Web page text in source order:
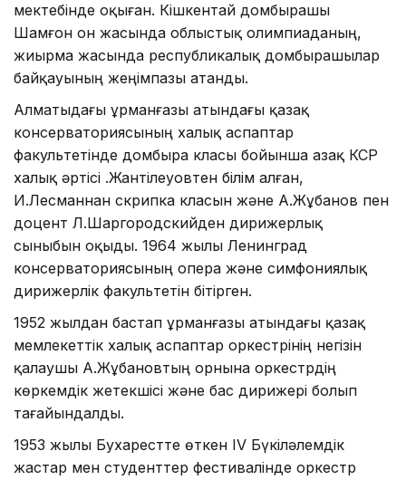
мектебінде оқыған. Кішкентай домбырашы
Шамғон он жасында облыстық олимпиаданың,
жиырма жасында республикалық домбырашылар
байқауының жеңімпазы атанды.
Алматыдағы Құрманғазы атындағы қазақ
консерваториясының халық аспаптар
факультетінде домбыра класы бойынша Қазақ КСР
халық әртісі Қ.Жантілеуовтен білім алған,
И.Лесманнан скрипка класын және А.Жұбанов пен
доцент Л.Шаргородскийден дирижерлық
сыныбын оқыды. 1964 жылы Ленинград
консерваториясының опера және симфониялық
дирижерлік факультетін бітірген.
1952 жылдан бастап Құрманғазы атындағы қазақ
мемлекеттік халық аспаптар оркестрінің негізін
қалаушы А.Жұбановтың орнына оркестрдің
көркемдік жетекшісі және бас дирижері болып
тағайындалды.
1953 жылы Бухарестте өткен IV Бүкіләлемдік
жастар мен студенттер фестивалінде оркестр